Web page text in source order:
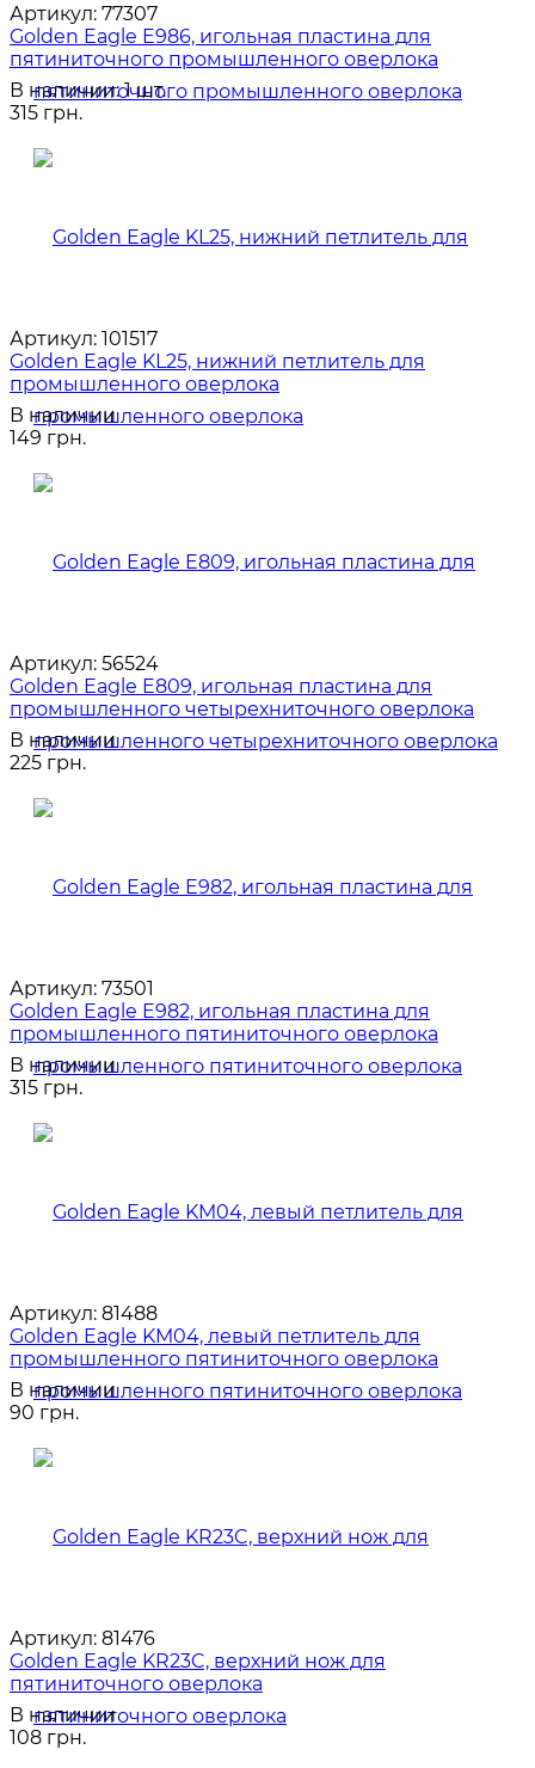
Артикул: 77307
Golden Eagle E986, игольная пластина для
пятиниточного промышленного оверлока
В наличии: 1 шт.
315 грн.
Артикул: 101517
Golden Eagle KL25, нижний петлитель для
промышленного оверлока
В наличии
149 грн.
Артикул: 56524
Golden Eagle E809, игольная пластина для
промышленного четырехниточного оверлока
В наличии
225 грн.
Артикул: 73501
Golden Eagle E982, игольная пластина для
промышленного пятиниточного оверлока
В наличии
315 грн.
Артикул: 81488
Golden Eagle KM04, левый петлитель для
промышленного пятиниточного оверлока
В наличии
90 грн.
Артикул: 81476
Golden Eagle KR23C, верхний нож для
пятиниточного оверлока
В наличии
108 грн.